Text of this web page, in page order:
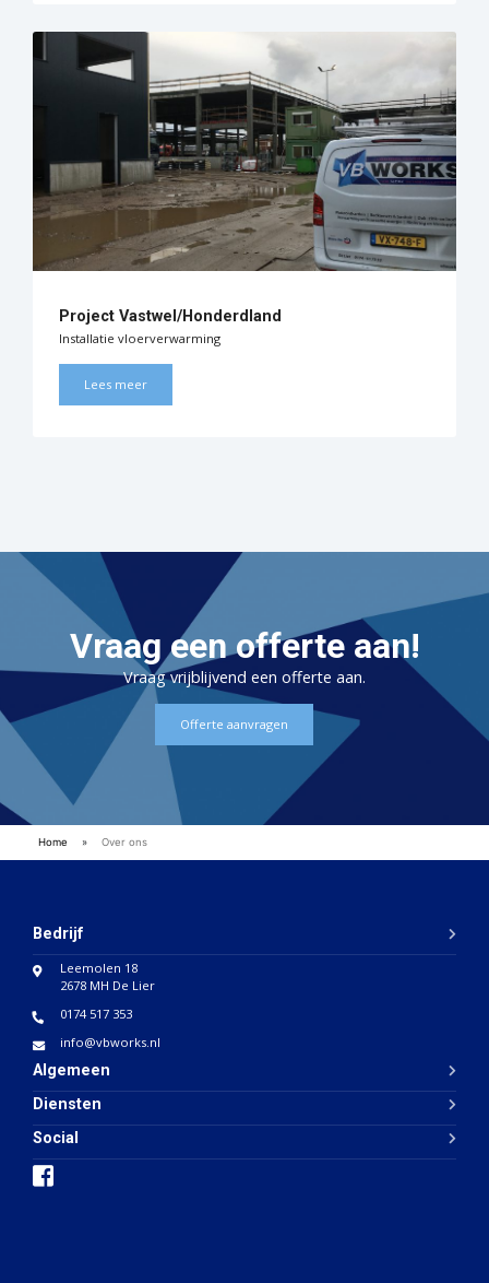
Project Vastwel/Honderdland
Installatie vloerverwarming
Lees meer
Vraag een offerte aan!
Vraag vrijblijvend een offerte aan.
Offerte aanvragen
Home » Over ons
Bedrijf
Leemolen 18
2678 MH De Lier
0174 517 353
info@vbworks.nl
Algemeen
Diensten
Social